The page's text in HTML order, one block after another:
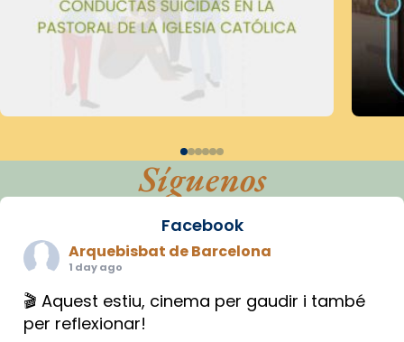
Síguenos
Facebook
Arquebisbat de Barcelona
1 day ago
🎬 Aquest estiu, cinema per gaudir i també
per reflexionar!